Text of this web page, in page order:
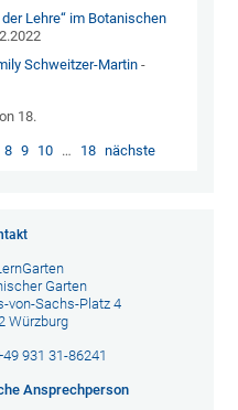
Lehre“ im Botanischen
Schweitzer-Martin -
18.
8 9 10 … 18 nächste
Garten
von-Sachs-Platz 4
Würzburg
931 31-86241
Ansprechperson